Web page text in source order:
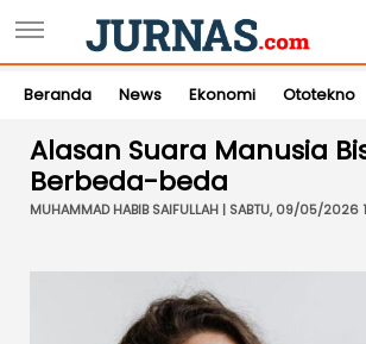
Beranda News Ekonomi Ototekno
Alasan Suara Manusia
Berbeda-beda
MUHAMMAD HABIB SAIFULLAH | SABTU, 09/05/2026